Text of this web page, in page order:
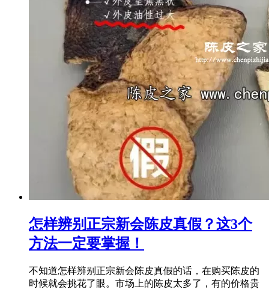
怎样辨别正宗新会陈皮真假？这3个
方法一定要掌握！
不知道怎样辨别正宗新会陈皮真假的话，在购买陈皮的
时候就会挑花了眼。市场上的陈皮太多了，有的价格贵